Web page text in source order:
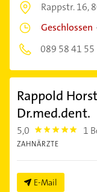
Rappstr. 16,
Geschlossen
089 58 41 55
Rappold
Dr.med.dent.
5,0 5.0 1
ZAHNÄRZTE
E-Mail